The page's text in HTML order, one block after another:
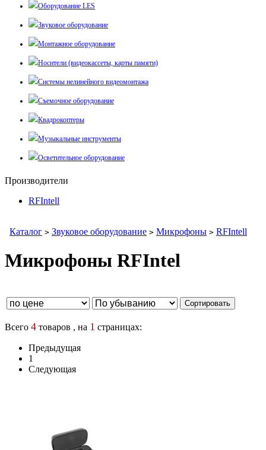
Оборудование LES
Звуковое оборудование
Монтажное оборудование
Носители (видеокассеты, карты памяти)
Системы нелинейного видеомонтажа
Съемочное оборудование
Квадрокоптеры
Музыкальные инструменты
Осветительное оборудование
Производители
RFIntell
Каталог > Звуковое оборудование > Микрофоны > RFIntell
Микрофоны RFIntel
Всего 4 товаров , на 1 страницах:
Предыдущая
1
Следующая